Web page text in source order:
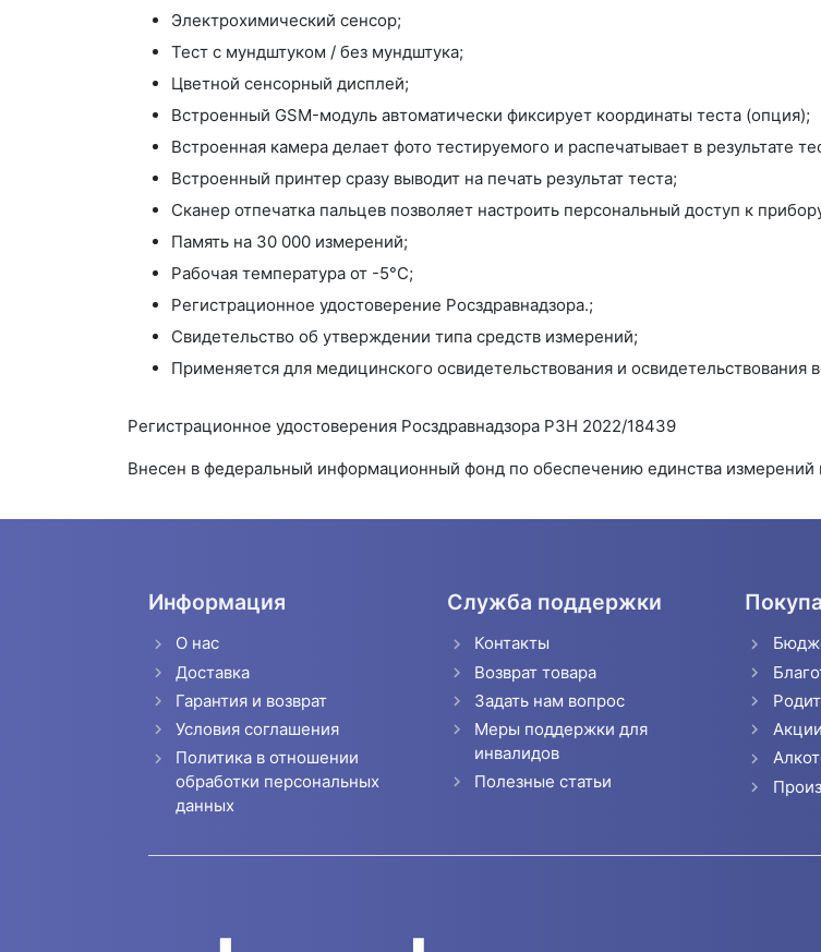
Электрохимический сенсор;
Тест с мундштуком / без мундштука;
Цветной сенсорный дисплей;
Встроенный GSM-модуль автоматически фиксирует координаты теста (опция);
Встроенная камера делает фото тестируемого и распечатывает в результате
Встроенный принтер сразу выводит на печать результат теста;
Сканер отпечатка пальцев позволяет настроить персональный доступ к
Память на 30 000 измерений;
Рабочая температура от -5°С;
Регистрационное удостоверение Росздравнадзора.;
Свидетельство об утверждении типа средств измерений;
Применяется для медицинского освидетельствования и освидетельствования
Регистрационное удостоверения Росздравнадзора РЗН 2022/18439
Внесен в федеральный информационный фонд по обеспечению единства измерений
Информация
О нас
Доставка
Гарантия и возврат
Условия соглашения
Политика в отношении
обработки персональных
данных
Служба поддержки
Контакты
Возврат товара
Задать нам вопрос
Меры поддержки для
инвалидов
Полезные статьи
Акции